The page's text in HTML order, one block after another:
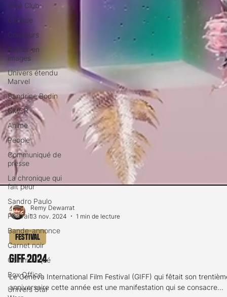
Ciné Club
Critique
Concours
Retour en
images
Univers étendu
Marvel
Sandrine Bodin
CMCR
Anime
People
Communiqué de
presse
La chronique qui
fait peur
Sandro Paulo
Portrait
Bande-annonce
Carnet noir
Communiqué
Box Office
Univers Star
13 nov. 2024
Festival
GIFF 2024
Le Geneva International Film Festival (GIFF) qui fêtait son